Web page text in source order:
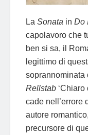
La Sonata in Do
capolavoro che
ben si sa, il
legittimo di
soprannominata
Rellstab
cade nell’errore
autore
precursore di